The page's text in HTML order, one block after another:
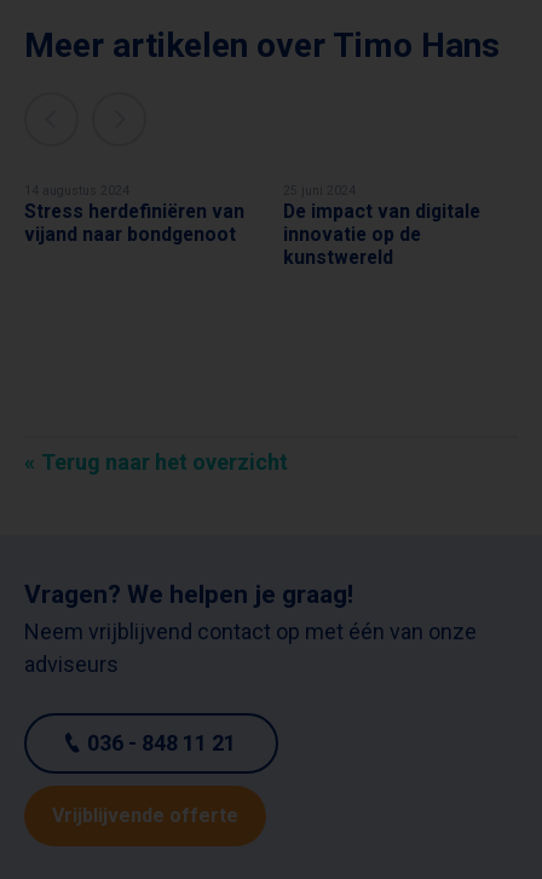
Meer artikelen over Timo Hans
TIMO HANS
Stress herdefiniëren van
vijand naar bondgenoot
TIMO HANS
De impact van digitale
innovatie op de
kunstwereld
Terug naar het overzicht
Vragen? We helpen je graag!
Neem vrijblijvend contact op met één van onze
adviseurs
036 - 848 11 21
Vrijblijvende offerte